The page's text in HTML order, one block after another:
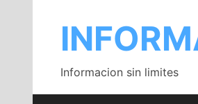
contenido
Informacion sin limites